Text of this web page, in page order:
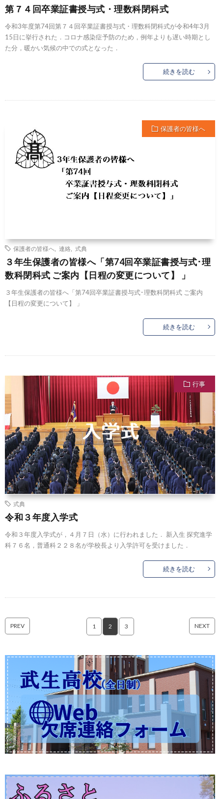
第７４回卒業証書授与式・理数科閉科式
令和3年度第74回第７４回卒業証書授与式・理数科閉科式が令和4年3月
15日に挙行された．コロナ感染症予防のため，例年よりも遅い時期とし
た分，暖かい気候の中での式となった．
続きを読む
保護者の皆様へ
保護者の皆様へ 連絡 式典
３年生保護者の皆様へ「第74回卒業証書授与式･理
数科閉科式 ご案内【日程の変更について】 」
３年生保護者の皆様へ「第74回卒業証書授与式･理数科閉科式 ご案内
【日程の変更について】 」
続きを読む
行事
式典
令和３年度入学式
令和３年度入学式が，４月７日（水）に行われました． 新入生 探究進学
科７６名，普通科２２８名が学校長より入学許可を受けました．
続きを読む
PREV 1 2 3 NEXT